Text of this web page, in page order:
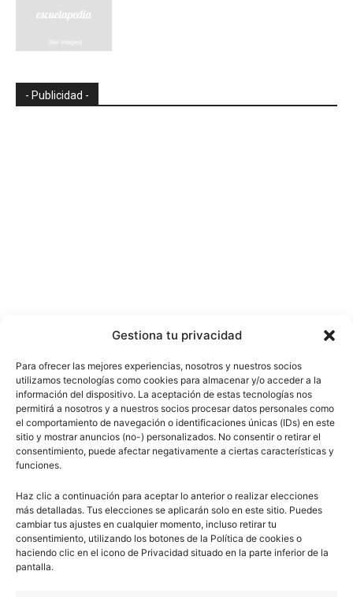
Gestiona tu privacidad
Para ofrecer las mejores experiencias, nosotros y nuestros socios
utilizamos tecnologías como cookies para almacenar y/o acceder a la
información del dispositivo. La aceptación de estas tecnologías nos
permitirá a nosotros y a nuestros socios procesar datos personales como
el comportamiento de navegación o identificaciones únicas (IDs) en este
sitio y mostrar anuncios (no-) personalizados. No consentir o retirar el
consentimiento, puede afectar negativamente a ciertas características y
funciones.
Haz clic a continuación para aceptar lo anterior o realizar elecciones
más detalladas. Tus elecciones se aplicarán solo en este sitio. Puedes
cambiar tus ajustes en cualquier momento, incluso retirar tu
consentimiento, utilizando los botones de la Política de cookies o
haciendo clic en el icono de Privacidad situado en la parte inferior de la
pantalla.
- Publicidad -